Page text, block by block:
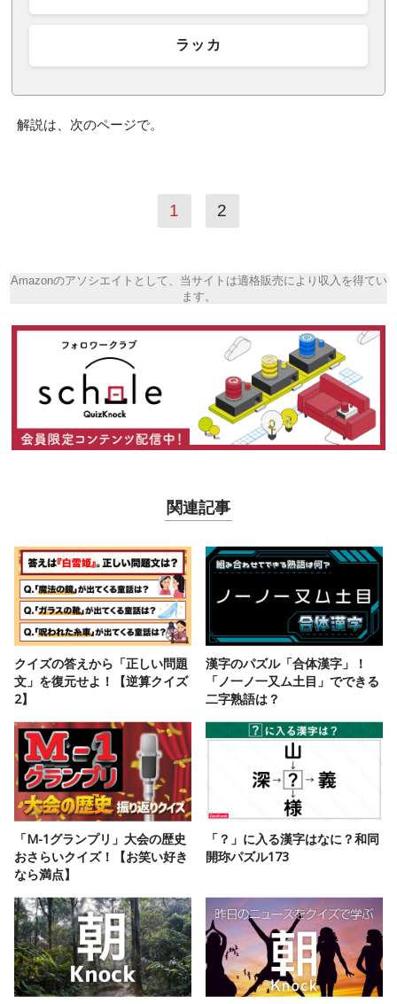
ラッカ
解説は、次のページで。
1 2
Amazonのアソシエイトとして、当サイトは適格販売により収入を得てい
ます。
関連記事
クイズの答えから「正しい問題
文」を復元せよ！【逆算クイズ
2】
漢字のパズル「合体漢字」！
「ノ一ノ一又ム土目」でできる
二字熟語は？
「M-1グランプリ」大会の歴史
おさらいクイズ！【お笑い好き
なら満点】
「？」に入る漢字はなに？和同
開珎パズル173